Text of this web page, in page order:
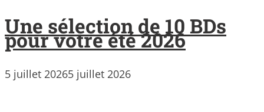
Une sélection de 10 BDs
pour votre été 2026
5 juillet 20265 juillet 2026